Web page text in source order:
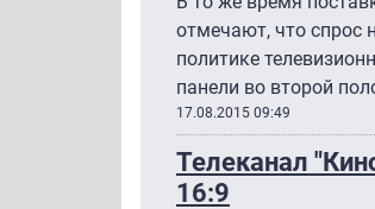
отмечают, что спрос
политике
панели во второй
17.08.2015 09:49
Телеканал
16:9